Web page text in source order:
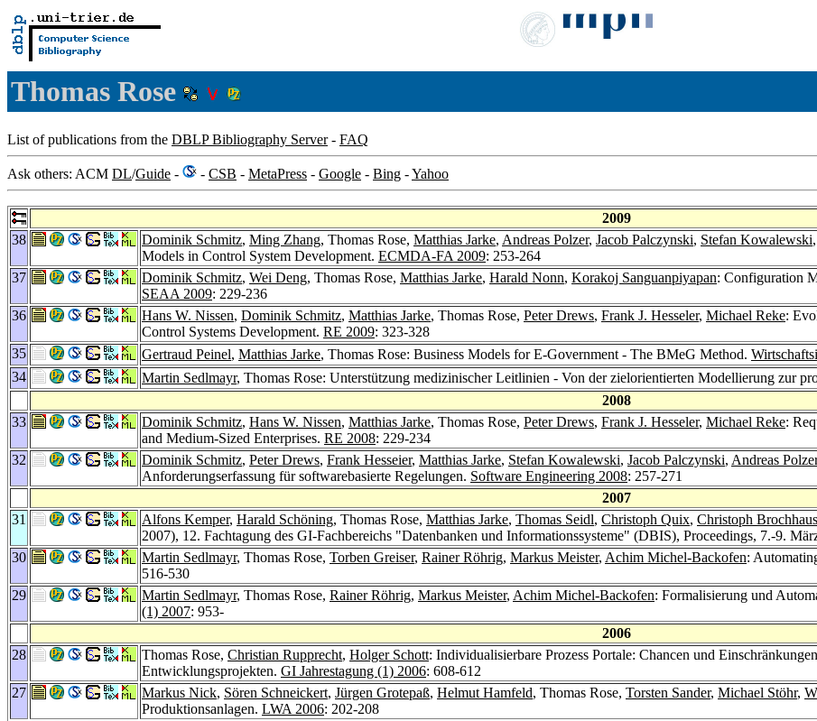
Thomas Rose
List of publications from the DBLP Bibliography Server- FAQ
Ask others: ACM DL/Guide - - CSB - MetaPress - Google - Bing -Yahoo
2009
38
Dominik Schmitz, Ming Zhang, Thomas Rose, Matthias Jarke, Andreas Polzer, Jacob Palczynski, Stefan Kowalewski,
Models in Control System Development. ECMDA-FA 2009: 253-264
37
Dominik Schmitz, Wei Deng, Thomas Rose, Matthias Jarke, Harald Nonn, Korakoj Sanguanpiyapan: Configuration
SEAA 2009: 229-236
36
Hans W. Nissen, Dominik Schmitz, Matthias Jarke, Thomas Rose, Peter Drews, Frank J. Hesseler, Michael Reke:
Control Systems Development. RE 2009: 323-328
35
Gertraud Peinel, Matthias Jarke, Thomas Rose: Business Models for E-Government - The BMeG Method.
34
Martin Sedlmayr, Thomas Rose: Unterstützung medizinischer Leitlinien - Von der zielorientierten Modellierung zur
2008
33
Dominik Schmitz, Hans W. Nissen, Matthias Jarke, Thomas Rose, Peter Drews, Frank J. Hesseler, Michael Reke:
and Medium-Sized Enterprises. RE 2008: 229-234
32
Dominik Schmitz, Peter Drews, Frank Hesseier, Matthias Jarke, Stefan Kowalewski, Jacob Palczynski, Andreas Polzer
Anforderungserfassung für softwarebasierte Regelungen. Software Engineering 2008: 257-271
2007
31
Alfons Kemper, Harald Schöning, Thomas Rose, Matthias Jarke, Thomas Seidl, Christoph Quix, Christoph Brochhaus
2007), 12. Fachtagung des GI-Fachbereichs "Datenbanken und Informationssysteme" (DBIS), Proceedings, 7.-9.
30
Martin Sedlmayr, Thomas Rose, Torben Greiser, Rainer Röhrig, Markus Meister, Achim Michel-Backofen:
516-530
29
Martin Sedlmayr, Thomas Rose, Rainer Röhrig, Markus Meister, Achim Michel-Backofen: Formalisierung und
(1) 2007: 953-
2006
28
Thomas Rose, Christian Rupprecht, Holger Schott: Individualisierbare Prozess Portale: Chancen und
Entwicklungsprojekten. GI Jahrestagung (1) 2006: 608-612
27
Markus Nick, Sören Schneickert, Jürgen Grotepaß, Helmut Hamfeld, Thomas Rose, Torsten Sander, Michael Stöhr,
Produktionsanlagen. LWA 2006: 202-208